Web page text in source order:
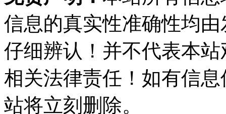
信息的真实性准确性均
仔细辨认！并不代表本站
相关法律责任！如有信
站将立刻删除。